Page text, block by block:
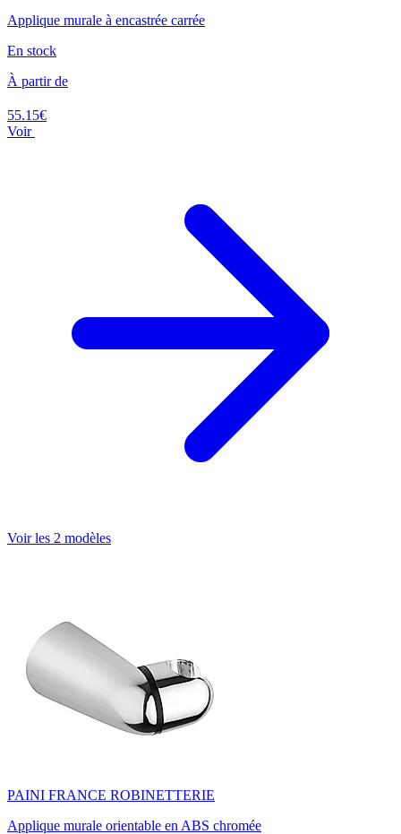
Applique murale à encastrée carrée
En stock
À partir de
55.15€
Voir
Voir les 2 modèles
PAINI FRANCE ROBINETTERIE
Applique murale orientable en ABS chromée